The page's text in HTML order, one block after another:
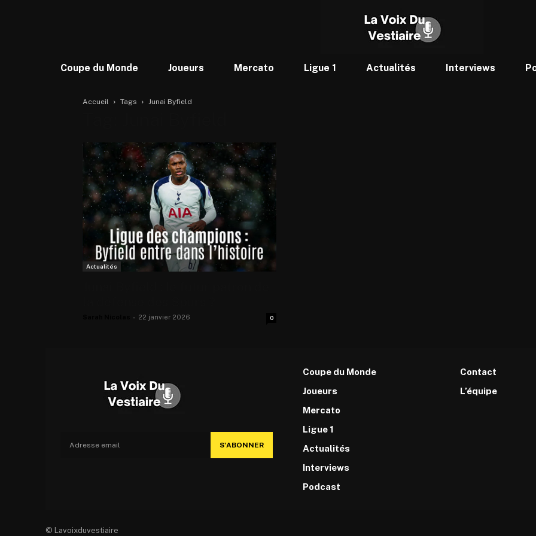
Coupe du Monde Joueurs Mercato Ligue 1 Actualités Interviews
Accueil Tags Junai Byfield
Actualités
- 22 janvier 2026 0
S'ABONNER
Coupe du Monde
Joueurs
Mercato
Ligue 1
Actualités
Interviews
Podcast
Contact
L’équipe
© Lavoixduvestiaire